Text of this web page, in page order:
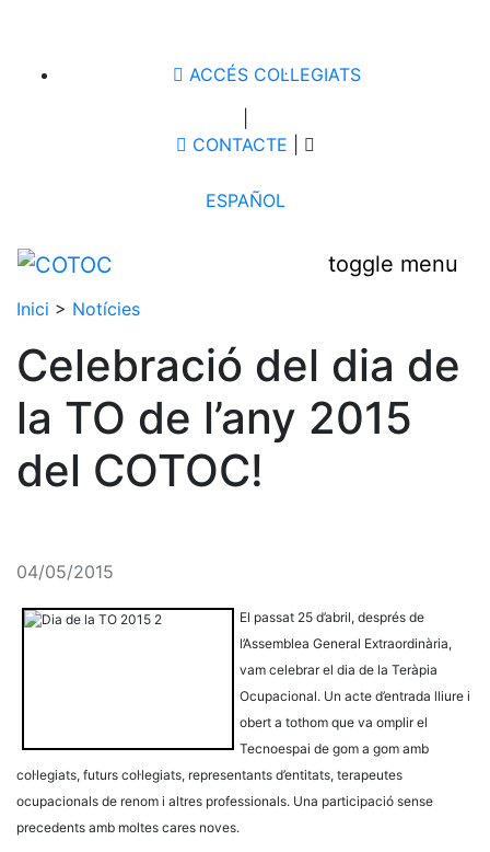
ACCÉS COL·LEGIATS
CONTACTE
ESPAÑOL
toggle menu
Inici > Notícies
Celebració del dia de
la TO de l’any 2015
del COTOC!
04/05/2015
El passat 25 d’abril, després de
l’Assemblea General Extraordinària,
vam celebrar el dia de la Teràpia
Ocupacional. Un acte d’entrada lliure i
obert a tothom que va omplir el
Tecnoespai de gom a gom amb
col·legiats, futurs col·legiats, representants d’entitats, terapeutes
ocupacionals de renom i altres professionals. Una participació sense
precedents amb moltes cares noves.